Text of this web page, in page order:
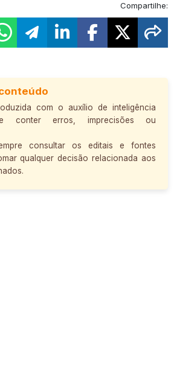
Compartilhe:
com o auxílio de inteligência
conter erros, imprecisões ou
consultar os editais e fontes
qualquer decisão relacionada aos